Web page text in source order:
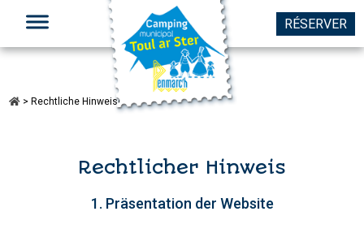
RÉSERVER
FREIZEIT IN PENMARC’H
> Rechtliche Hinweise
Rechtlicher Hinweis
1. Präsentation der Website